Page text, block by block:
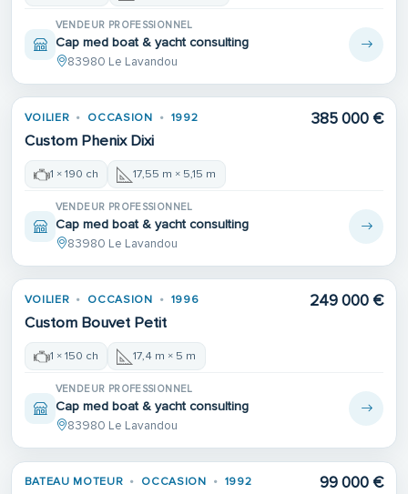
VENDEUR PROFESSIONNEL
Cap med boat & yacht consulting
83980 Le Lavandou
VOILIER OCCASION 1992
Custom Phenix Dixi
385 000 €
1 × 190 ch 17,55 m × 5,15 m
VENDEUR PROFESSIONNEL
Cap med boat & yacht consulting
83980 Le Lavandou
VOILIER OCCASION 1996
Custom Bouvet Petit
249 000 €
1 × 150 ch 17,4 m × 5 m
VENDEUR PROFESSIONNEL
Cap med boat & yacht consulting
83980 Le Lavandou
BATEAU MOTEUR OCCASION 1992 99 000 €